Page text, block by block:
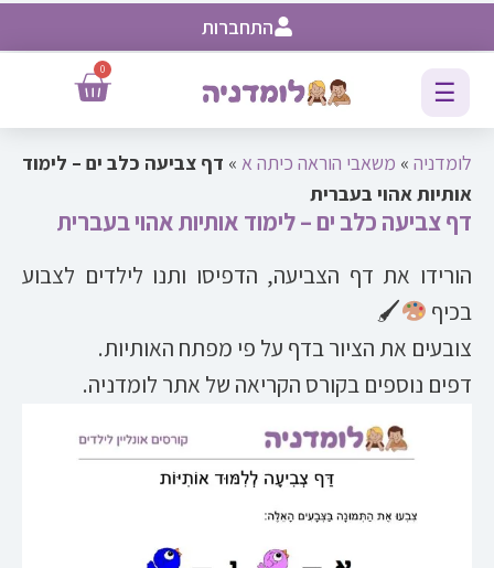
התחברות
0
☰
לומדניה » משאבי הוראה כיתה א » דף צביעה כלב ים – לימוד
אותיות אהוי בעברית
דף צביעה כלב ים – לימוד אותיות אהוי בעברית
הורידו את דף הצביעה, הדפיסו ותנו לילדים לצבוע
בכיף
🖌
צובעים את הציור בדף על פי מפתח האותיות.
דפים נוספים בקורס הקריאה של אתר לומדניה.